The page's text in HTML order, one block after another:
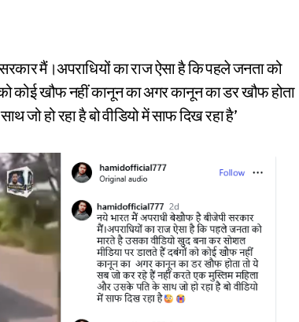
मैं।अपराधियों का राज ऐसा है कि पहले जनता को
कोई खौफ नहीं कानून का अगर कानून का डर खौफ होता
हो रहा है बो वीडियो में साफ दिख रहा है’